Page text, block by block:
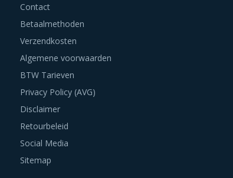
Contact
Betaalmethoden
Verzendkosten
Algemene voorwaarden
BTW Tarieven
Privacy Policy (AVG)
Disclaimer
Retourbeleid
Social Media
Sitemap